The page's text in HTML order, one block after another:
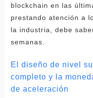
blockchain en las
prestando atención a
la industria, debe
semanas.
El diseño de nivel
completo y la
de aceleración